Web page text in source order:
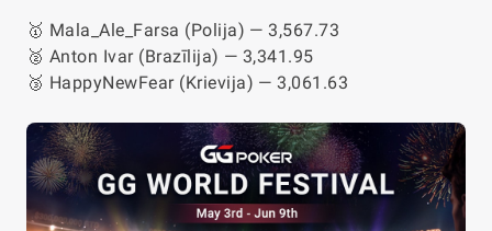
🥇 Mala_Ale_Farsa (Polija) — 3,567.73
🥈 Anton Ivar (Brazīlija) — 3,341.95
🥉 HappyNewFear (Krievija) — 3,061.63